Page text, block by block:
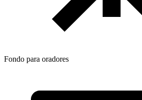
Fondo para oradores